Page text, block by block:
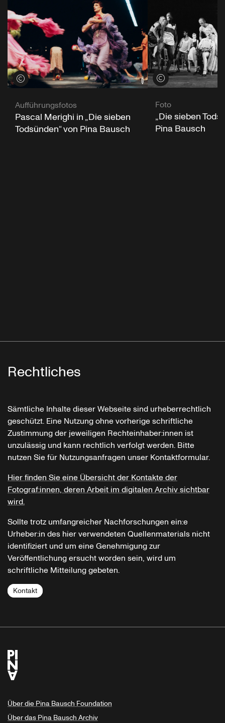
Credits öffnen
Aufführungsfotos
Pascal Merighi in „Die sieben
Todsünden“ von Pina Bausch
Credits öffnen
Foto
„Die sieben
Pina Bausch
Rechtliches
Sämtliche Inhalte dieser Webseite sind urheberrechtlich
geschützt. Eine Nutzung ohne vorherige schriftliche
Zustimmung der jeweiligen Rechteinhaber:innen ist
unzulässig und kann rechtlich verfolgt werden. Bitte
nutzen Sie für Nutzungsanfragen unser Kontaktformular.
Hier finden Sie eine Übersicht der Kontakte der
Fotograf:innen, deren Arbeit im digitalen Archiv sichtbar
wird.
Sollte trotz umfangreicher Nachforschungen ein:e
Urheber:in des hier verwendeten Quellenmaterials nicht
identifiziert und um eine Genehmigung zur
Veröffentlichung ersucht worden sein, wird um
schriftliche Mitteilung gebeten.
Kontakt
Über die Pina Bausch Foundation
Über das Pina Bausch Archiv